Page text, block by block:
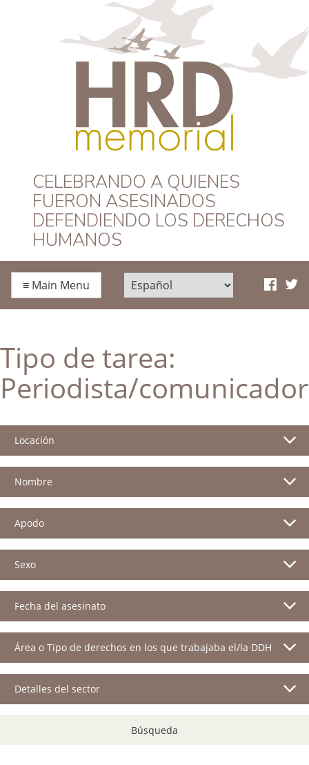
HRD Memorial –
Español
CELEBRANDO A QUIENES
FUERON ASESINADOS
DEFENDIENDO LOS DERECHOS
HUMANOS
≡ Main Menu
Tipo de tarea:
Periodista/comunicador
Locación
Nombre
Apodo
Sexo
Fecha del asesinato
Área o Tipo de derechos en los que trabajaba el/la DDH
Detalles del sector
Búsqueda